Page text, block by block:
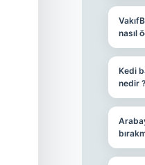
nasıl
Kedi
nedir ?